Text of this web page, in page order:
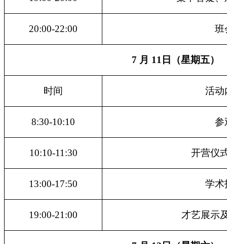
20:00-22:00 班
7 月 11 日（星期五）
时间 活动
8:30-10:10 参
10:10-11:30 开营仪
13:00-17:50 学术
19:00-21:00 才艺展示